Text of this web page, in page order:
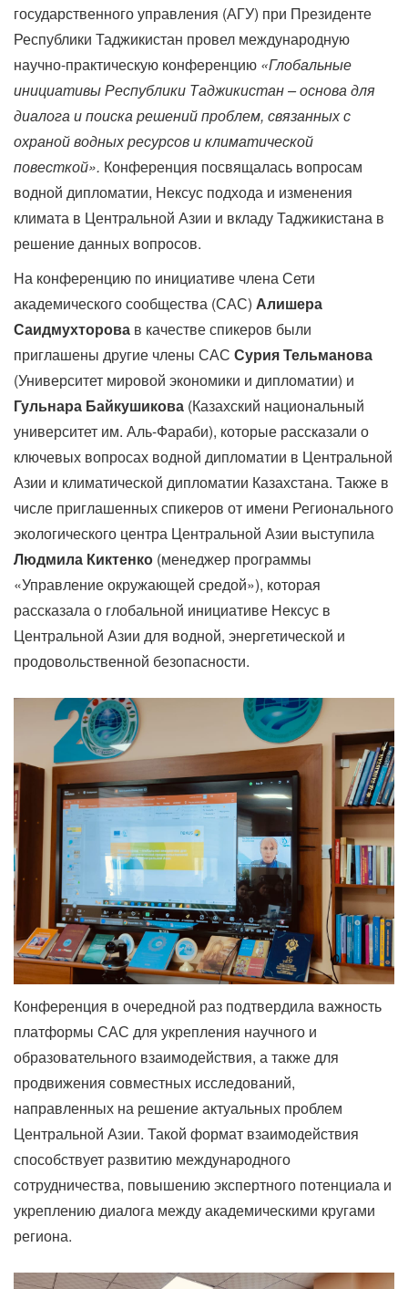
государственного управления (АГУ) при Президенте
Республики Таджикистан провел международную
научно-практическую конференцию «Глобальные
инициативы Республики Таджикистан – основа для
диалога и поиска решений проблем, связанных с
охраной водных ресурсов и климатической
повесткой». Конференция посвящалась вопросам
водной дипломатии, Нексус подхода и изменения
климата в Центральной Азии и вкладу Таджикистана в
решение данных вопросов.
На конференцию по инициативе члена Сети
академического сообщества (САС) Алишера
Саидмухторова в качестве спикеров были
приглашены другие члены САС Сурия Тельманова
(Университет мировой экономики и дипломатии) и
Гульнара Байкушикова (Казахский национальный
университет им. Аль-Фараби), которые рассказали о
ключевых вопросах водной дипломатии в Центральной
Азии и климатической дипломатии Казахстана. Также в
числе приглашенных спикеров от имени Регионального
экологического центра Центральной Азии выступила
Людмила Киктенко (менеджер программы
«Управление окружающей средой»), которая
рассказала о глобальной инициативе Нексус в
Центральной Азии для водной, энергетической и
продовольственной безопасности.
Конференция в очередной раз подтвердила важность
платформы САС для укрепления научного и
образовательного взаимодействия, а также для
продвижения совместных исследований,
направленных на решение актуальных проблем
Центральной Азии. Такой формат взаимодействия
способствует развитию международного
сотрудничества, повышению экспертного потенциала и
укреплению диалога между академическими кругами
региона.